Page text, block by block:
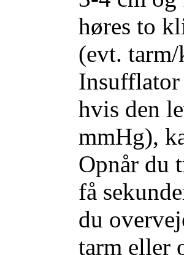
høres to
(evt.
hvis den
mmHg),
Opnår du
få
du
tarm eller